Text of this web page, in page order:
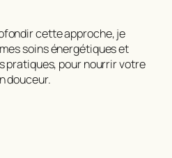
cette approche, je
soins énergétiques et
pratiques, pour nourrir votre
douceur.